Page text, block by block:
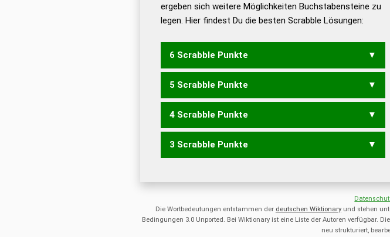
Duden – Die deutsche Grammatik
Duden – Deutsches
Universalwörterbuch
ergeben sich weitere Möglichkeiten Buchstabensteine zu
legen. Hier findest Du die besten Scrabble Lösungen:
6 Scrabble Punkte
DEERNS ERDENS REDENS
5 Scrabble Punkte
DEERN DEREN EDENS
RENES SEDER SEREN
4 Scrabble Punkte
DENS EDEN ERDE EREN
RENE
RENS SEEN
3 Scrabble Punkte
Die Wortbedeutungen entstammen der deutschen Wiktionaryund stehen
Bedingungen 3.0 Unported. Bei Wiktionary ist eine Liste der Autoren verfügbar.
neu strukturiert,